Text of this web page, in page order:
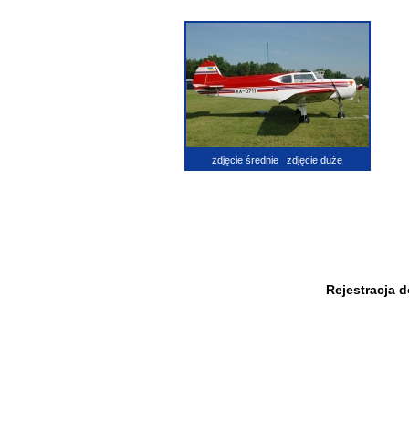
zdjęcie średnie zdjęcie duże
Rejestracja